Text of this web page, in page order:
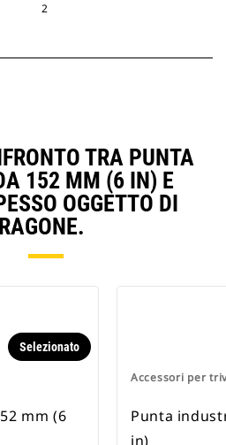
2
TRA PUNTA
152 MM (6 IN) E
OGGETTO DI
Selezionato
mm (6
Accessori per
Punta
in)